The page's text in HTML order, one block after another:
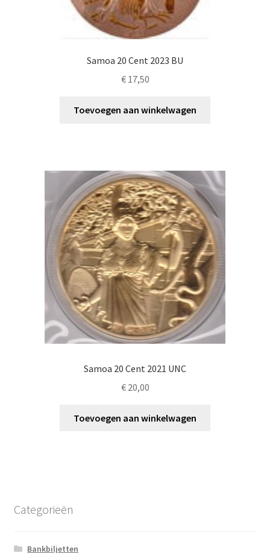
Samoa 20 Cent 2023 BU
€17,50
Toevoegen aan winkelwagen
Samoa 20 Cent 2021 UNC
€20,00
Toevoegen aan winkelwagen
Categorieën
Bankbiljetten